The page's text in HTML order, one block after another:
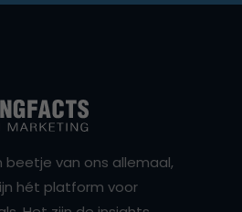
van ons allemaal,
hét platform voor